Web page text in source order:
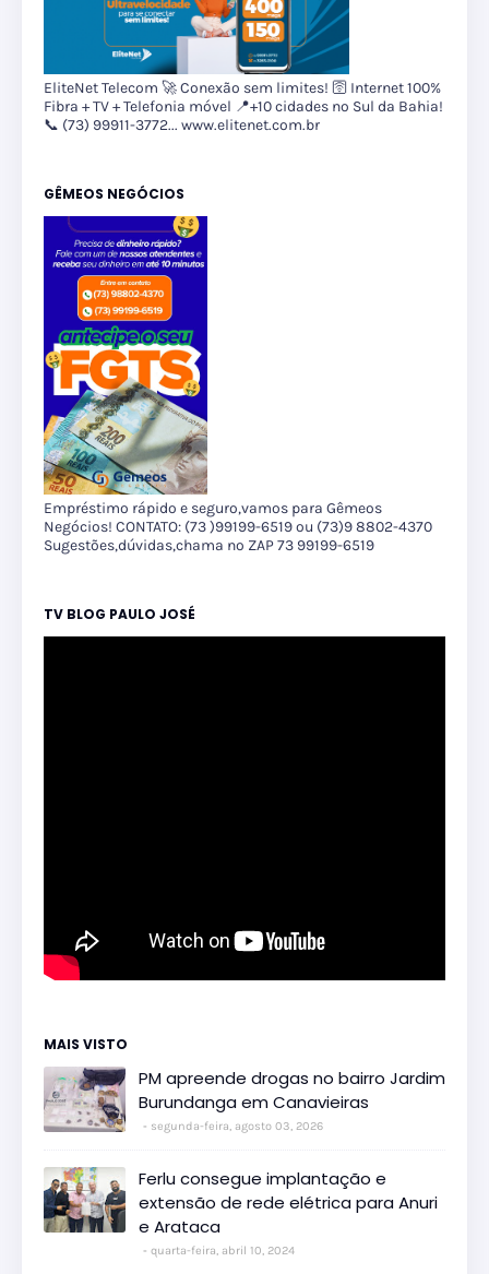
EliteNet Telecom 🚀 Conexão sem limites! 🛜 Internet 100%
Fibra + TV + Telefonia móvel 📍+10 cidades no Sul da Bahia!
📞 (73) 99911-3772... www.elitenet.com.br
GÊMEOS NEGÓCIOS
Empréstimo rápido e seguro,vamos para Gêmeos
Negócios! CONTATO: (73 )99199-6519 ou (73)9 8802-4370
Sugestões,dúvidas,chama no ZAP 73 99199-6519
TV BLOG PAULO JOSÉ
MAIS VISTO
PM apreende drogas no bairro Jardim
Burundanga em Canavieiras
segunda-feira, agosto 03, 2026
Ferlu consegue implantação e
extensão de rede elétrica para Anuri
e Arataca
quarta-feira, abril 10, 2024